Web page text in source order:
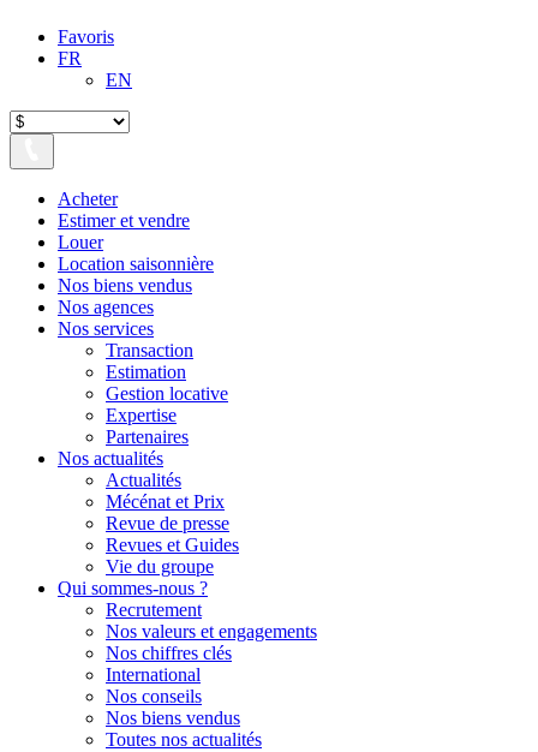
Favoris
FR
EN
Acheter
Estimer et vendre
Louer
Location saisonnière
Nos biens vendus
Nos agences
Nos services
Transaction
Estimation
Gestion locative
Expertise
Partenaires
Nos actualités
Actualités
Mécénat et Prix
Revue de presse
Revues et Guides
Vie du groupe
Qui sommes-nous ?
Recrutement
Nos valeurs et engagements
Nos chiffres clés
International
Nos conseils
Nos biens vendus
Toutes nos actualités